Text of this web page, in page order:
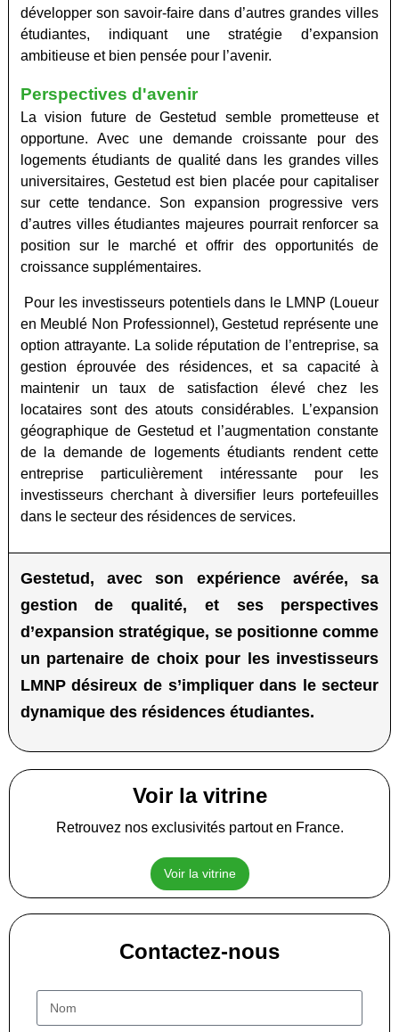
développer son savoir-faire dans d’autres grandes villes
étudiantes, indiquant une stratégie d’expansion
ambitieuse et bien pensée pour l’avenir.
Perspectives d'avenir
La vision future de Gestetud semble prometteuse et
opportune. Avec une demande croissante pour des
logements étudiants de qualité dans les grandes villes
universitaires, Gestetud est bien placée pour capitaliser
sur cette tendance. Son expansion progressive vers
d’autres villes étudiantes majeures pourrait renforcer sa
position sur le marché et offrir des opportunités de
croissance supplémentaires.
Pour les investisseurs potentiels dans le LMNP (Loueur
en Meublé Non Professionnel), Gestetud représente une
option attrayante. La solide réputation de l’entreprise, sa
gestion éprouvée des résidences, et sa capacité à
maintenir un taux de satisfaction élevé chez les
locataires sont des atouts considérables. L’expansion
géographique de Gestetud et l’augmentation constante
de la demande de logements étudiants rendent cette
entreprise particulièrement intéressante pour les
investisseurs cherchant à diversifier leurs portefeuilles
dans le secteur des résidences de services.
Gestetud , avec son expérience avérée, sa
gestion de qualité, et ses perspectives
d’expansion stratégique, se positionne comme
un partenaire de choix pour les investisseurs
LMNP désireux de s’impliquer dans le secteur
dynamique des résidences étudiantes.
Voir la vitrine
Retrouvez nos exclusivités partout en France.
Voir la vitrine
Contactez-nous